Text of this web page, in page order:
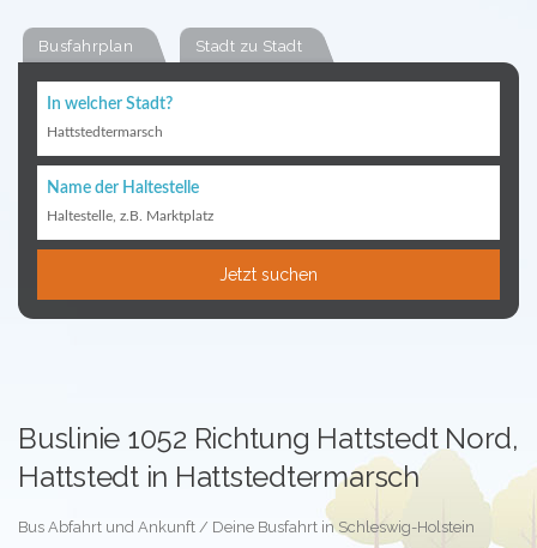
Busfahrplan Stadt zu Stadt
In welcher Stadt?
Hattstedtermarsch
Name der Haltestelle
Haltestelle, z.B. Marktplatz
Jetzt suchen
Buslinie 1052 Richtung Hattstedt Nord,
Hattstedt in Hattstedtermarsch
Bus Abfahrt und Ankunft / Deine Busfahrt in Schleswig-Holstein